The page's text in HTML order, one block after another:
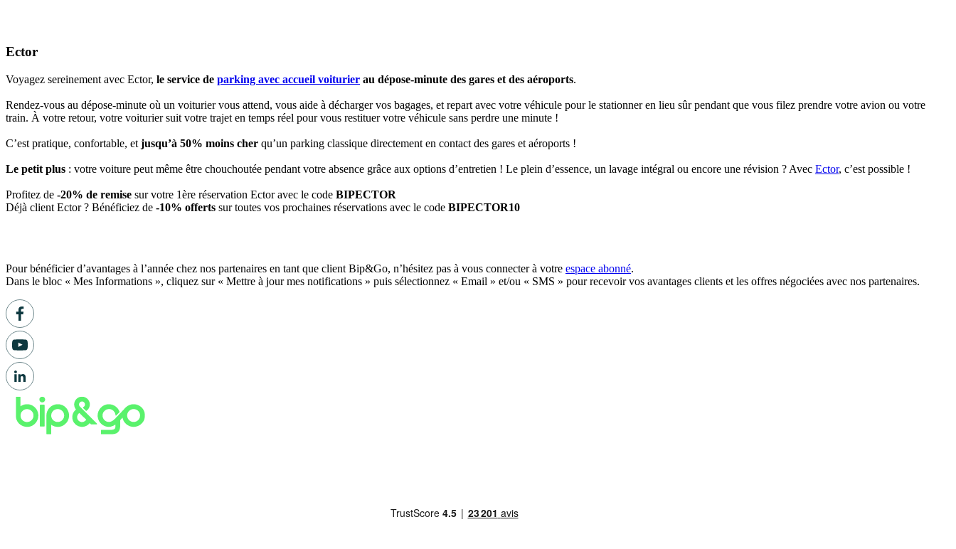
Ector
Voyagez sereinement avec Ector, le service de parking avec accueil voiturier au dépose-minute des gares et des aéroports.
Rendez-vous au dépose-minute où un voiturier vous attend, vous aide à décharger vos bagages, et repart avec votre véhicule pour le stationner en lieu sûr pendant que vous filez prendre votre avion ou votre
train. À votre retour, votre voiturier suit votre trajet en temps réel pour vous restituer votre véhicule sans perdre une minute !
C’est pratique, confortable, et jusqu’à 50% moins cher qu’un parking classique directement en contact des gares et aéroports !
Le petit plus : votre voiture peut même être chouchoutée pendant votre absence grâce aux options d’entretien ! Le plein d’essence, un lavage intégral ou encore une révision ? Avec Ector, c’est possible !
Profitez de -20% de remise sur votre 1ère réservation Ector avec le code BIPECTOR
Déjà client Ector ? Bénéficiez de -10% offerts sur toutes vos prochaines réservations avec le code BIPECTOR10
Pour bénéficier d’avantages à l’année chez nos partenaires en tant que client Bip&Go, n’hésitez pas à vous connecter à votre espace abonné.
Dans le bloc « Mes Informations », cliquez sur « Mettre à jour mes notifications » puis sélectionnez « Email » et/ou « SMS » pour recevoir vos avantages clients et les offres négociées avec nos partenaires.